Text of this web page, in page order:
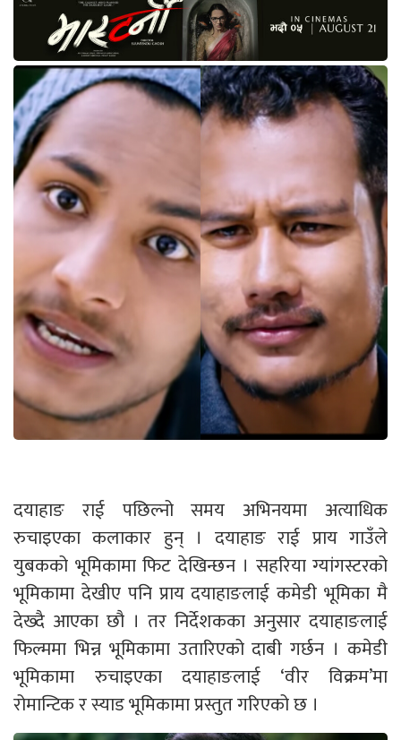
दयाहाङ राई पछिल्नो समय अभिनयमा अत्याधिक
रुचाइएका कलाकार हुन् । दयाहाङ राई प्राय गाउँले
युबकको भूमिकामा फिट देखिन्छन । सहरिया ग्यांगस्टरको
भूमिकामा देखीए पनि प्राय दयाहाङलाई कमेडी भूमिका मै
देख्दै आएका छौ । तर निर्देशकका अनुसार दयाहाङलाई
फिल्ममा भिन्न भूमिकामा उतारिएको दाबी गर्छन । कमेडी
भूमिकामा रुचाइएका दयाहाङलाई ‘वीर विक्रम’मा
रोमान्टिक र स्याड भूमिकामा प्रस्तुत गरिएको छ ।